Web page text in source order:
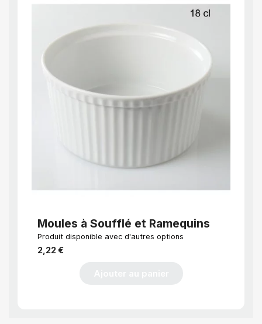
APERÇU RAPIDE
Moules à Soufflé et Ramequins
Produit disponible avec d'autres options
2,22 €